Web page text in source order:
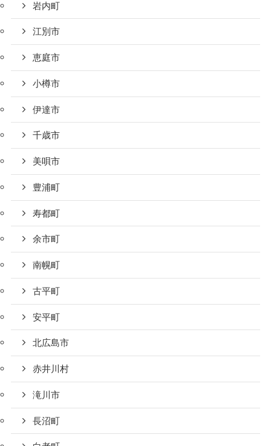
岩内町
江別市
恵庭市
小樽市
伊達市
千歳市
美唄市
豊浦町
寿都町
余市町
南幌町
古平町
安平町
北広島市
赤井川村
滝川市
長沼町